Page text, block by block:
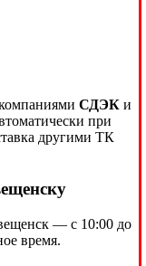
СДЭК и
при
другими ТК
— с 10:00 до
время.